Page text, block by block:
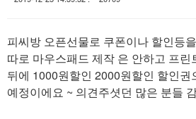
피씨방 오픈선물로 쿠폰이나 할인등
따로 마우스패드 제작 은 안하고 프
뒤에 1000원할인 2000원할인 할인권
예정이에요 ~ 의견주셧던 많은 분들